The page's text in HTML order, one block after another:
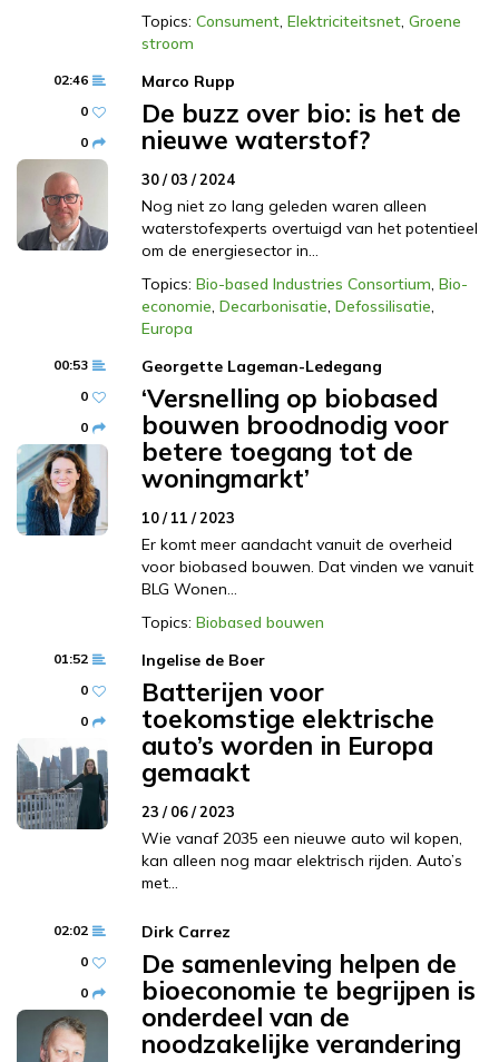
Topics: Consument, Elektriciteitsnet, Groene
stroom
02:46
0
0
Marco Rupp
De buzz over bio: is het de
nieuwe waterstof?
30 / 03 / 2024
Nog niet zo lang geleden waren alleen
waterstofexperts overtuigd van het potentieel
om de energiesector in…
Topics: Bio-based Industries Consortium, Bio-
economie, Decarbonisatie, Defossilisatie,
Europa
00:53
0
0
Georgette Lageman-Ledegang
‘Versnelling op biobased
bouwen broodnodig voor
betere toegang tot de
woningmarkt’
10 / 11 / 2023
Er komt meer aandacht vanuit de overheid
voor biobased bouwen. Dat vinden we vanuit
BLG Wonen…
Topics: Biobased bouwen
01:52
0
0
Ingelise de Boer
Batterijen voor
toekomstige elektrische
auto’s worden in Europa
gemaakt
23 / 06 / 2023
Wie vanaf 2035 een nieuwe auto wil kopen,
kan alleen nog maar elektrisch rijden. Auto’s
met…
02:02
0
0
Dirk Carrez
De samenleving helpen de
bioeconomie te begrijpen is
onderdeel van de
noodzakelijke verandering